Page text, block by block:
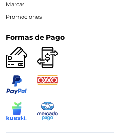
Marcas
Promociones
Formas de Pago